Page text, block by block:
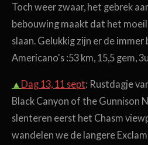
Toch weer zwaar, het gebrek
bebouwing maakt dat het
slaan. Gelukkig zijn er de immer
Americano's :53 km, 15,5 gem,
▲ Dag 13, 11 sept: Rustdagje
Black Canyon of the Gunnison
slenteren eerst het Chasm
wandelen we de langere